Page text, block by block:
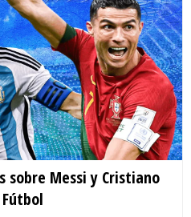
sobre Messi y Cristiano